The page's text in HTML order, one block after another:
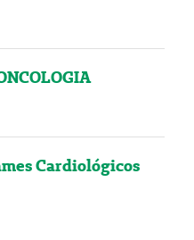
Cardiológicos